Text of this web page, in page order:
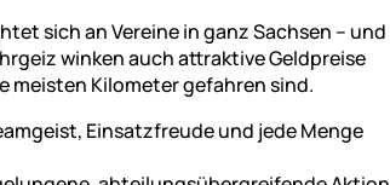
sich an Vereine in ganz Sachsen – und
winken auch attraktive Geldpreise
meisten Kilometer gefahren sind.
Einsatzfreude und jede Menge